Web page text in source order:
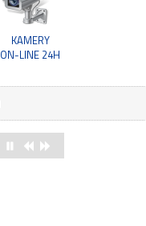
KAMERY
ON-LINE 24H